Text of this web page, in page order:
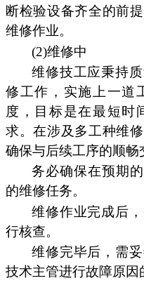
断检验设备齐全的前
维修作业。
(2)维修中
维修技工应秉持
修工作，实施上一道
度，目标是在最短时
求。在涉及多工种维
确保与后续工序的顺畅
务必确保在预期
的维修任务。
维修作业完成后
行核查。
维修完毕后，需
技术主管进行故障原因